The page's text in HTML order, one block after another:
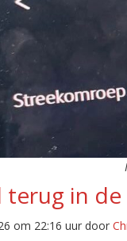
terug in
om 22:16 uur door